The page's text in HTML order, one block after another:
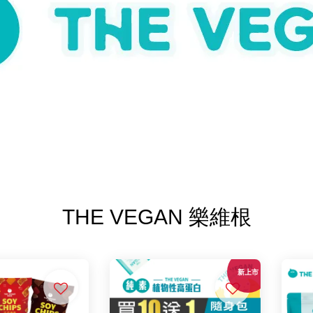
THE VEGAN 樂維根
新上市